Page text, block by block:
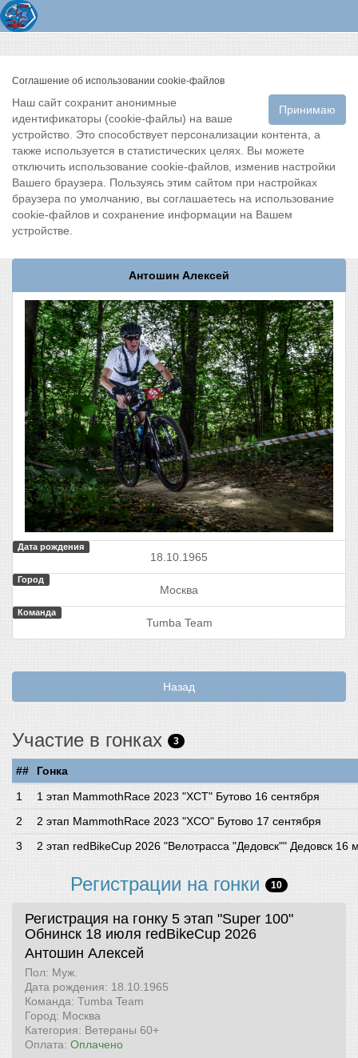
Соглашение об использовании cookie-файлов
Принимаю
Наш сайт сохранит анонимные
идентификаторы (cookie-файлы) на ваше
устройство. Это способствует персонализации контента, а
также используется в статистических целях. Вы можете
отключить использование cookie-файлов, изменив настройки
Вашего браузера. Пользуясь этим сайтом при настройках
браузера по умолчанию, вы соглашаетесь на использование
cookie-файлов и сохранение информации на Вашем
устройстве.
Антошин Алексей
Дата рождения
18.10.1965
Город
Москва
Команда
Tumba Team
Назад
Участие в гонках 3
##
Гонка
1 этап MammothRace 2023 "XCT" Бутово 16 сентября
2 этап MammothRace 2023 "XCO" Бутово 17 сентября
2 этап redBikeCup 2026 "Велотрасса "Дедовск"" Дедовск 16
Регистрации на гонки 10
Регистрация на гонку 5 этап "Super 100"
Обнинск 18 июля redBikeCup 2026
Антошин Алексей
Пол: Муж.
Дата рождения: 18.10.1965
Команда: Tumba Team
Город: Москва
Категория: Ветераны 60+
Оплата: Оплачено